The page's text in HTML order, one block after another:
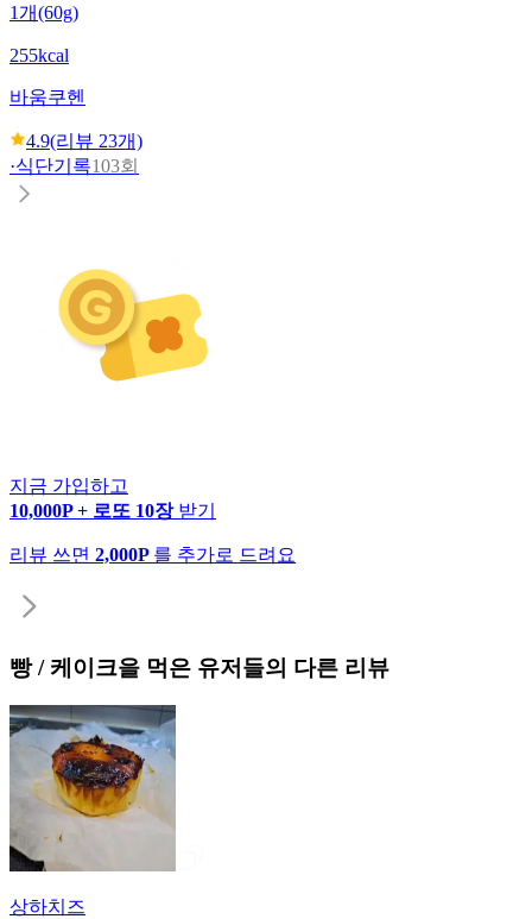
1개(60g)
255kcal
바움쿠헨
4.9(리뷰 23개)
·식단기록103회
지금 가입하고
10,000P + 로또 10장 받기
리뷰 쓰면 2,000P 를 추가로 드려요
빵 / 케이크을 먹은 유저들의 다른 리뷰
상하치즈